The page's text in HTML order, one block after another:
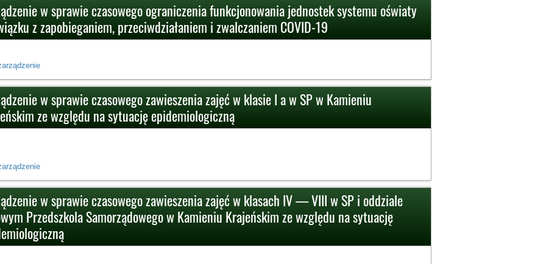
w sprawie czasowego ograniczenia funkcjonowania jednostek systemu oświaty
z zapobieganiem, przeciwdziałaniem i zwalczaniem COVID-19
w sprawie czasowego zawieszenia zajęć w klasie I a w SP w Kamieniu
ze względu na sytuację epidemiologiczną
w sprawie czasowego zawieszenia zajęć w klasach IV — VIII w SP i oddziale
Przedszkola Samorządowego w Kamieniu Krajeńskim ze względu na sytuację